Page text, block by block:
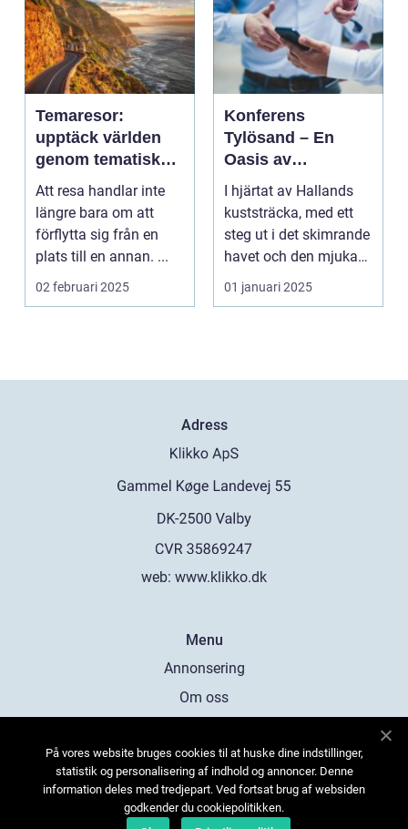
Temaresor:
upptäck världen
genom tematiska
upplevelser
Att resa handlar inte
längre bara om att
förflytta sig från en
plats till en annan. ...
02 februari 2025
Konferens
Tylösand – En
Oasis av
Möjligheter
I hjärtat av Hallands
kuststräcka, med ett
steg ut i det skimrande
havet och den mjuka
san...
01 januari 2025
Adress
web: www.klikko.dk
Menu
Annonsering
Om oss
Kontakta oss
Sitemap
På vores website bruges cookies til at huske dine indstillinger,
statistik og personalisering af indhold og annoncer. Denne
information deles med tredjepart. Ved fortsat brug af websiden
godkender du cookiepolitikken.